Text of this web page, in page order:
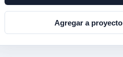
Agregar a proyecto